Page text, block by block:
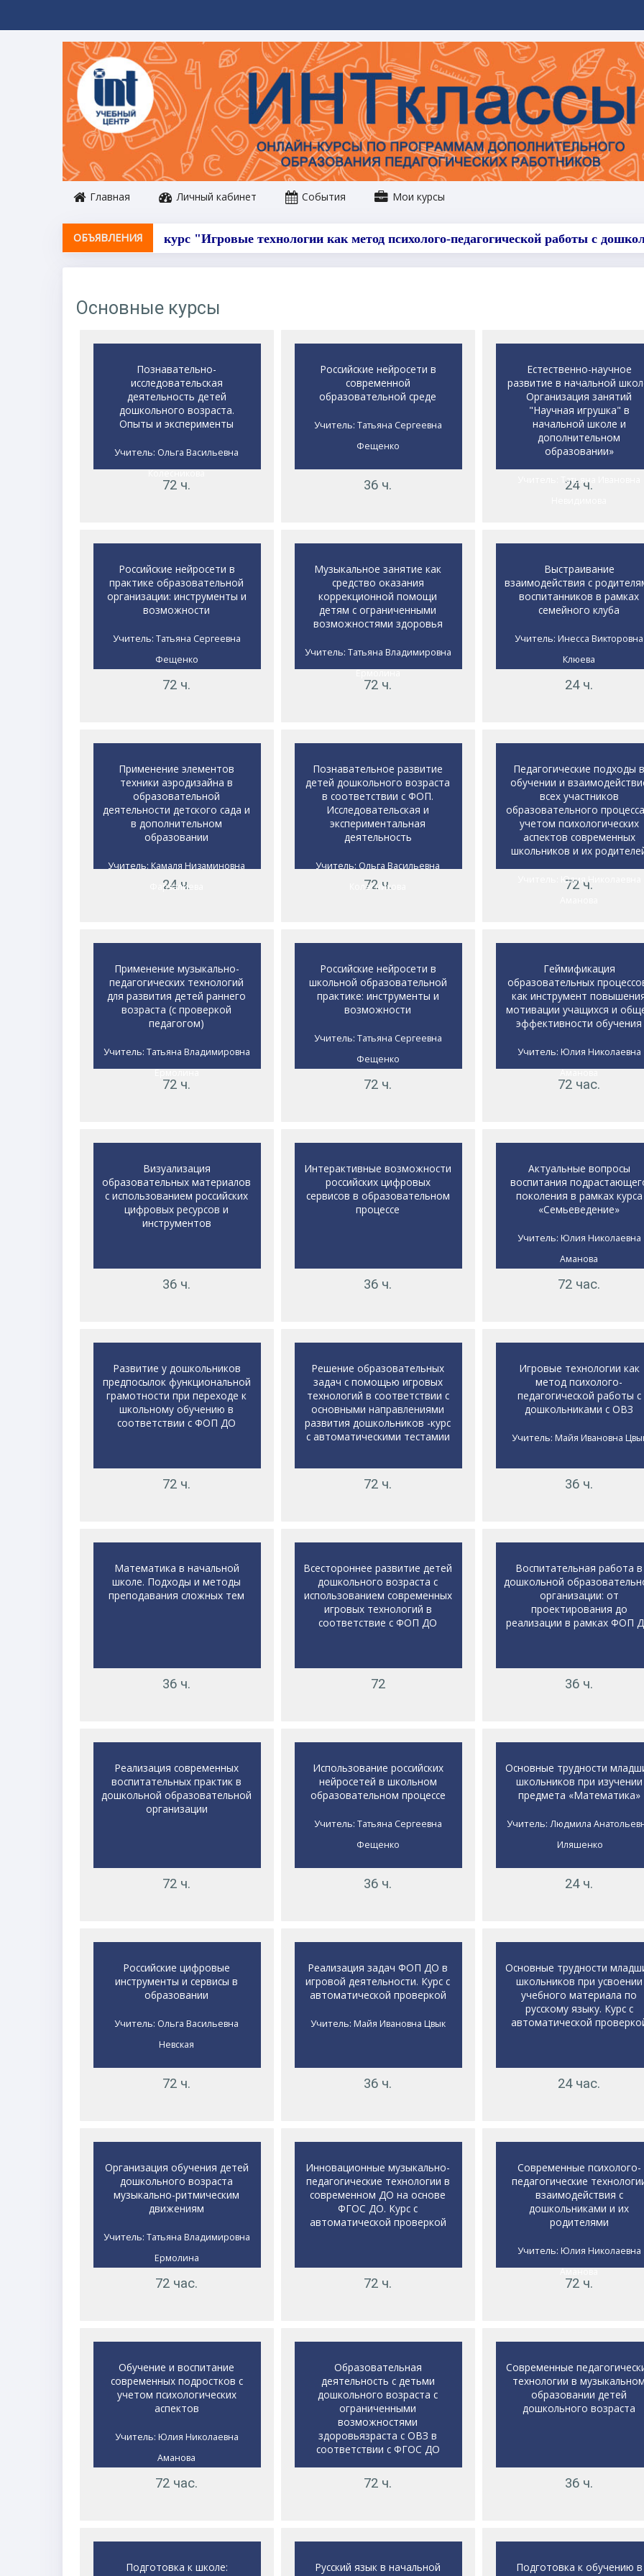
Главная Личный кабинет События Мои курсы
ОБЪЯВЛЕНИЯ курс "Игровые технологии как метод психолого-педагогической работы с
Основные курсы
72 ч.
Познавательно-
исследовательская
деятельность детей
дошкольного возраста.
Опыты и эксперименты
Учитель: Ольга Васильевна
Колесникова
36 ч.
Российские нейросети в
современной
образовательной среде
Учитель: Татьяна Сергеевна
Фещенко
24 ч.
Естественно-научное
развитие в начальной
Организация занятий
"Научная игрушка" в
начальной школе и
дополнительном
образовании»
Татьяна Ивановна
72 ч.
Российские нейросети в
практике образовательной
организации: инструменты и
возможности
Учитель: Татьяна Сергеевна
Фещенко
72 ч.
Музыкальное занятие как
средство оказания
коррекционной помощи
детям с ограниченными
возможностями здоровья
Учитель: Татьяна Владимировна
Ермолина
24 ч.
Выстраивание
взаимодействия с
воспитанников в рамках
семейного клуба
Учитель: Инесса Викторовна
Клюева
24 ч.
Применение элементов
техники аэродизайна в
образовательной
деятельности детского сада и
в дополнительном
образовании
Учитель: Камаля Низаминовна
Фарзалиева
72 ч.
Познавательное развитие
детей дошкольного возраста
в соответствии с ФОП.
Исследовательская и
экспериментальная
деятельность
Учитель: Ольга Васильевна
Колесникова
72 ч.
Педагогические подходы
обучении и
всех участников
образовательного
учетом психологических
аспектов современных
школьников и их
Юлия Николаевна
72 ч.
Применение музыкально-
педагогических технологий
для развития детей раннего
возраста (c проверкой
педагогом)
Учитель: Татьяна Владимировна
Ермолина
72 ч.
Российские нейросети в
школьной образовательной
практике: инструменты и
возможности
Учитель: Татьяна Сергеевна
Фещенко
72 час.
Геймификация
образовательных
как инструмент
мотивации учащихся и
эффективности обучения
Учитель: Юлия Николаевна
Аманова
36 ч.
Визуализация
образовательных материалов
с использованием российских
цифровых ресурсов и
инструментов
36 ч.
Интерактивные возможности
российских цифровых
сервисов в образовательном
процессе
72 час.
Актуальные вопросы
воспитания
поколения в рамках курса
«Семьеведение»
Учитель: Юлия Николаевна
Аманова
72 ч.
Развитие у дошкольников
предпосылок функциональной
грамотности при переходе к
школьному обучению в
соответствии с ФОП ДО
72 ч.
Решение образовательных
задач с помощью игровых
технологий в соответствии с
основными направлениями
развития дошкольников -курс
с автоматическими тестамии
36 ч.
Игровые технологии как
метод психолого-
педагогической работы с
дошкольниками с ОВЗ
Учитель: Майя Ивановна
36 ч.
Математика в начальной
школе. Подходы и методы
преподавания сложных тем
72
Всестороннее развитие детей
дошкольного возраста с
использованием современных
игровых технологий в
соответствие с ФОП ДО
36 ч.
Воспитательная работа в
дошкольной
организации: от
проектирования до
реализации в рамках ФОП
72 ч.
Реализация современных
воспитательных практик в
дошкольной образовательной
организации
36 ч.
Использование российских
нейросетей в школьном
образовательном процессе
Учитель: Татьяна Сергеевна
Фещенко
24 ч.
Основные трудности
школьников при изучении
предмета «Математика»
Учитель: Людмила
Иляшенко
72 ч.
Российские цифровые
инструменты и сервисы в
образовании
Учитель: Ольга Васильевна
Невская
36 ч.
Реализация задач ФОП ДО в
игровой деятельности. Курс с
автоматической проверкой
Учитель: Майя Ивановна Цвык
24 час.
Основные трудности
школьников при усвоении
учебного материала по
русскому языку. Курс с
автоматической
72 час.
Организация обучения детей
дошкольного возраста
музыкально-ритмическим
движениям
Учитель: Татьяна Владимировна
Ермолина
72 ч.
Инновационные музыкально-
педагогические технологии в
современном ДО на основе
ФГОС ДО. Курс с
автоматической проверкой
72 ч.
Современные психолого-
педагогические
взаимодействия с
дошкольниками и их
родителями
Учитель: Юлия Николаевна
Аманова
72 час.
Обучение и воспитание
современных подростков с
учетом психологических
аспектов
Учитель: Юлия Николаевна
Аманова
72 ч.
Образовательная
деятельность с детьми
дошкольного возраста с
ограниченными
возможностями
здоровьязраста с ОВЗ в
соответствии с ФГОС ДО
36 ч.
Современные
технологии в
образовании детей
дошкольного возраста
Подготовка к школе:
Русский язык в начальной
Подготовка к обучению в